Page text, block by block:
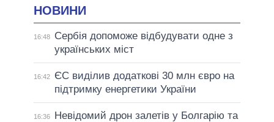
НОВИНИ
16:48
Сербія допоможе відбудувати одне з
українських міст
16:42
ЄС виділив додаткові 30 млн євро на
підтримку енергетики України
16:36
Невідомий дрон залетів у Болгарію та